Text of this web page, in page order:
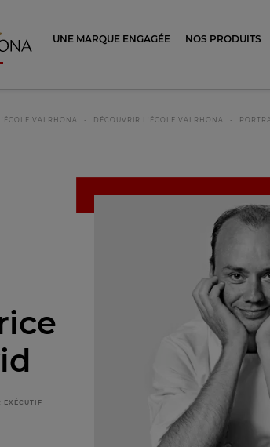
- Imaginons le meilleur du chocolat
UNE MARQUE ENGAGÉE NOS PRODUITS
VALRHONA DÉCOUVRIR L'ÉCOLE VALRHONA
EXÉCUTIF